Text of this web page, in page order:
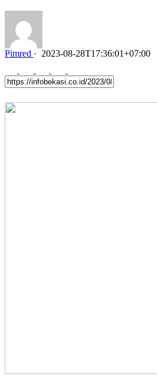
Pimred · 2023-08-28T17:36:01+07:00